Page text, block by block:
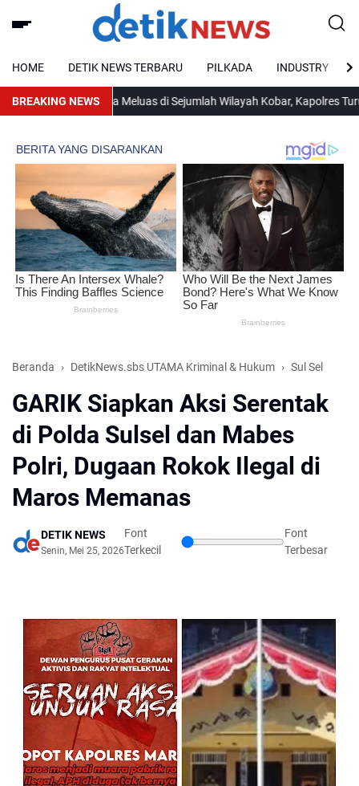
HOME DETIK NEWS TERBARU PILKADA INDUSTRY
BREAKING NEWS
Karhutla Meluas di Sejumlah Wilayah Kobar, Kapolres Turun
Beranda DetikNews.sbs UTAMA Kriminal & Hukum Sul Sel
GARIK Siapkan Aksi Serentak
di Polda Sulsel dan Mabes
Polri, Dugaan Rokok Ilegal di
Maros Memanas
DETIK NEWS
Senin, Mei 25, 2026
Font
Terkecil
Font
Terbesar